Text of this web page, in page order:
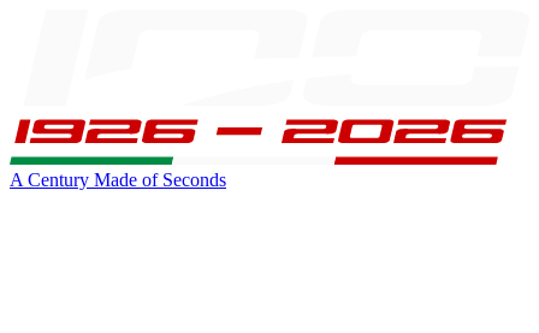
A Century Made of Seconds